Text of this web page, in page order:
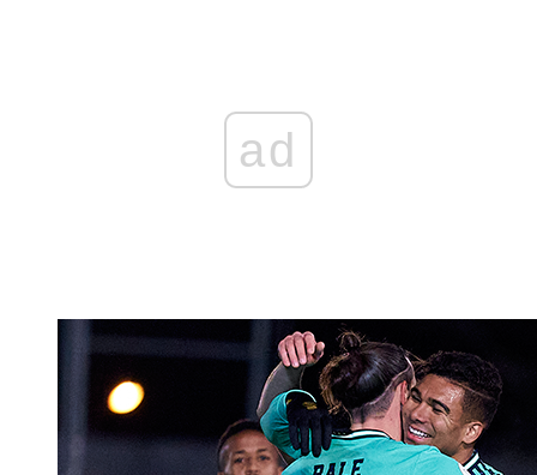
ad